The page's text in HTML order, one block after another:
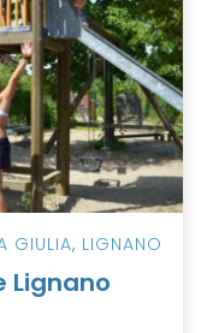
GIULIA, LIGNANO
Lignano